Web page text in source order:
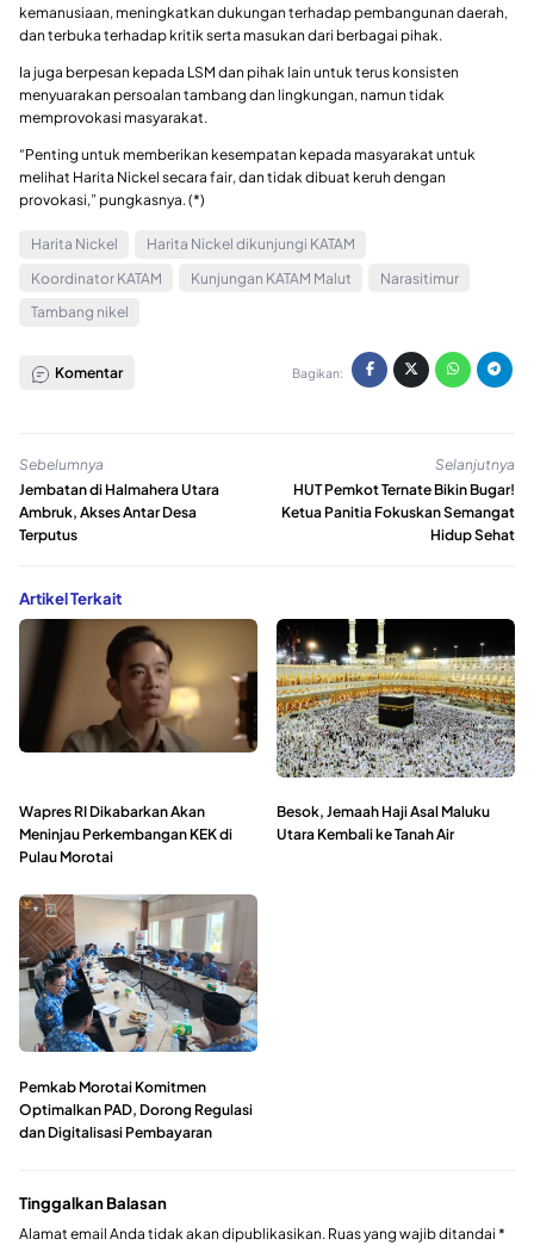
kemanusiaan, meningkatkan dukungan terhadap pembangunan daerah,
dan terbuka terhadap kritik serta masukan dari berbagai pihak.
Ia juga berpesan kepada LSM dan pihak lain untuk terus konsisten
menyuarakan persoalan tambang dan lingkungan, namun tidak
memprovokasi masyarakat.
“Penting untuk memberikan kesempatan kepada masyarakat untuk
melihat Harita Nickel secara fair, dan tidak dibuat keruh dengan
provokasi,” pungkasnya. (*)
Harita Nickel
Harita Nickel dikunjungi KATAM
Koordinator KATAM
Kunjungan KATAM Malut
Narasitimur
Tambang nikel
Komentar Bagikan:
Sebelumnya
Jembatan di Halmahera Utara
Ambruk, Akses Antar Desa
Terputus
Selanjutnya
HUT Pemkot Ternate Bikin Bugar!
Ketua Panitia Fokuskan Semangat
Hidup Sehat
Artikel Terkait
Wapres RI Dikabarkan Akan
Meninjau Perkembangan KEK di
Pulau Morotai
Besok, Jemaah Haji Asal Maluku
Utara Kembali ke Tanah Air
Pemkab Morotai Komitmen
Optimalkan PAD, Dorong Regulasi
dan Digitalisasi Pembayaran
Tinggalkan Balasan
Alamat email Anda tidak akan dipublikasikan. Ruas yang wajib ditandai *